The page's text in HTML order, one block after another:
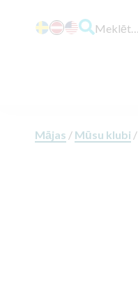
Meklēt…
Mājas / Mūsu klubi /